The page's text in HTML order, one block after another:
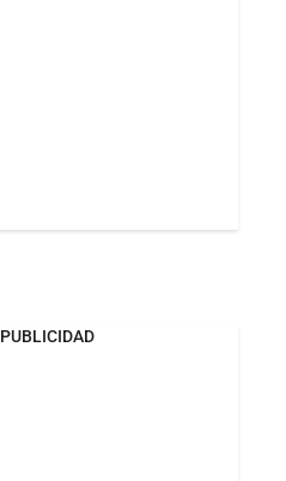
PUBLICIDAD